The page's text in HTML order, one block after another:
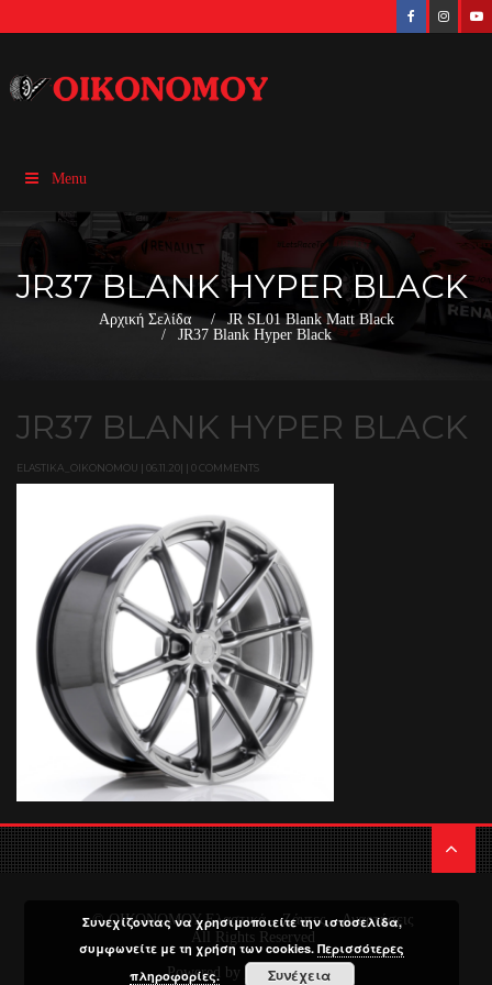
Menu
JR37 BLANK HYPER BLACK
Αρχική Σελίδα
JR SL01 Blank Matt Black
JR37 Blank Hyper Black
JR37 BLANK HYPER BLACK
ELASTIKA_OIKONOMOU | 06.11.20| | 0 COMMENTS
© ΟΙΚΟΝΟΜΟΥ Ελαστικά – Ζάντες – Αναρτήσεις
All Rights Reserved
Powered by Media Planners
Συνεχίζοντας να χρησιμοποιείτε την ιστοσελίδα,
συμφωνείτε με τη χρήση των cookies.Περισσότερες
πληροφορίες.
Συνέχεια